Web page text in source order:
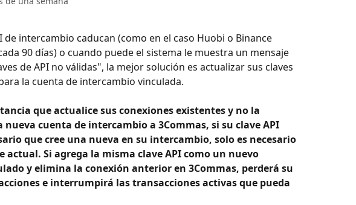
de intercambio caducan (como en el caso Huobi o Binance
90 días) o cuando puede el sistema le muestra un mensaje
de API no válidas", la mejor solución es actualizar sus claves
la cuenta de intercambio vinculada.
que actualice sus conexiones existentes y no la
nueva cuenta de intercambio a 3Commas, si su clave API
que cree una nueva en su intercambio, solo es necesario
actual. Si agrega la misma clave API como un nuevo
y elimina la conexión anterior en 3Commas, perderá su
e interrumpirá las transacciones activas que pueda